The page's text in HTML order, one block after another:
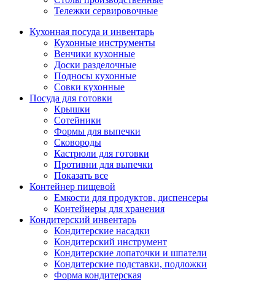
Тележки сервировочные
Кухонная посуда и инвентарь
Кухонные инструменты
Венчики кухонные
Доски разделочные
Подносы кухонные
Совки кухонные
Посуда для готовки
Крышки
Сотейники
Формы для выпечки
Сковороды
Кастрюли для готовки
Противни для выпечки
Показать все
Контейнер пищевой
Емкости для продуктов, диспенсеры
Контейнеры для хранения
Кондитерский инвентарь
Кондитерские насадки
Кондитерский инструмент
Кондитерские лопаточки и шпатели
Кондитерские подставки, подложки
Форма кондитерская